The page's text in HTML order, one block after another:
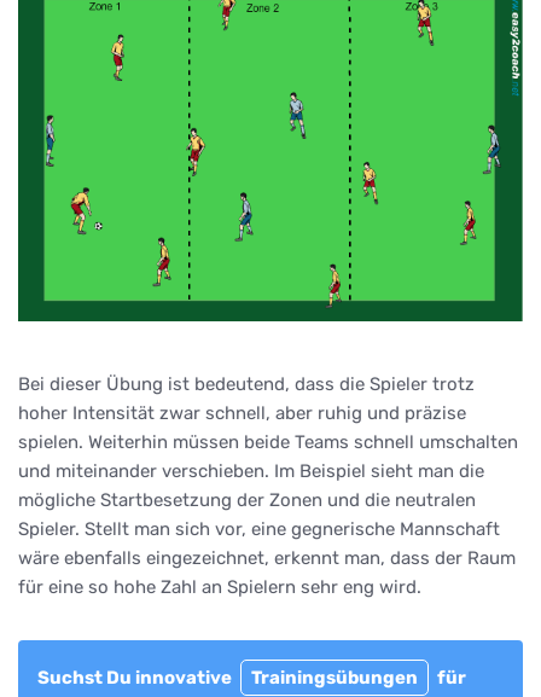
Bei dieser Übung ist bedeutend, dass die Spieler trotz
hoher Intensität zwar schnell, aber ruhig und präzise
spielen. Weiterhin müssen beide Teams schnell umschalten
und miteinander verschieben. Im Beispiel sieht man die
mögliche Startbesetzung der Zonen und die neutralen
Spieler. Stellt man sich vor, eine gegnerische Mannschaft
wäre ebenfalls eingezeichnet, erkennt man, dass der Raum
für eine so hohe Zahl an Spielern sehr eng wird.
Suchst Du innovative Trainingsübungen
für